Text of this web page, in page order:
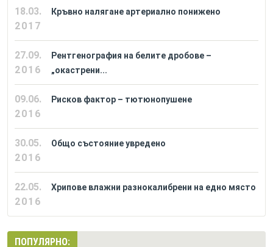
18.03.
2017
Кръвно налягане артериално понижено
27.09.
2016
Рентгенография на белите дробове –
„окастрени...
09.06.
2016
Рисков фактор – тютюнопушене
30.05.
2016
Общо състояние увредено
22.05.
2016
Хрипове влажни разнокалибрени на едно място
ПОПУЛЯРНО: